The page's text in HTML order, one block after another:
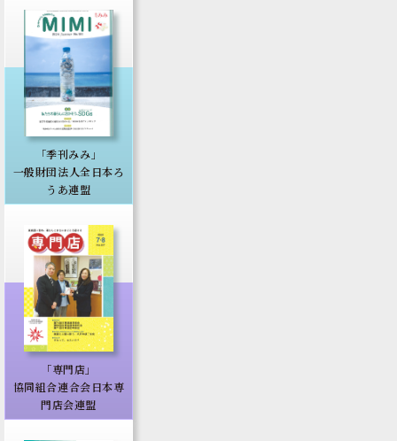
「季刊みみ」
一般財団法人全日本ろ
うあ連盟
「専門店」
協同組合連合会日本専
門店会連盟